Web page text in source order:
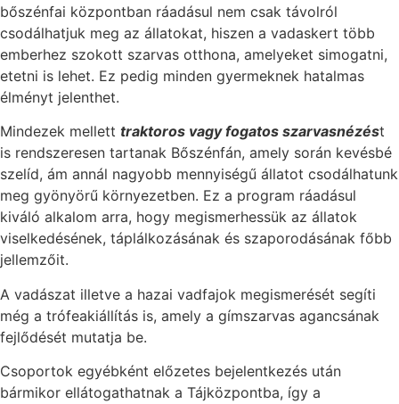
bőszénfai központban ráadásul nem csak távolról
csodálhatjuk meg az állatokat, hiszen a vadaskert több
emberhez szokott szarvas otthona, amelyeket simogatni,
etetni is lehet. Ez pedig minden gyermeknek hatalmas
élményt jelenthet.
Mindezek mellett traktoros vagy fogatos szarvasnézést
is rendszeresen tartanak Bőszénfán, amely során kevésbé
szelíd, ám annál nagyobb mennyiségű állatot csodálhatunk
meg gyönyörű környezetben. Ez a program ráadásul
kiváló alkalom arra, hogy megismerhessük az állatok
viselkedésének, táplálkozásának és szaporodásának főbb
jellemzőit.
A vadászat illetve a hazai vadfajok megismerését segíti
még a trófeakiállítás is, amely a gímszarvas agancsának
fejlődését mutatja be.
Csoportok egyébként előzetes bejelentkezés után
bármikor ellátogathatnak a Tájközpontba, így a